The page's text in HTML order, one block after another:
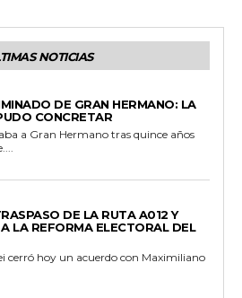
NOTICIAS
DE GRAN HERMANO: LA
CONCRETAR
a Gran Hermano tras quince años
DE LA RUTA A012 Y
LA REFORMA ELECTORAL DEL
cerró hoy un acuerdo con Maximiliano